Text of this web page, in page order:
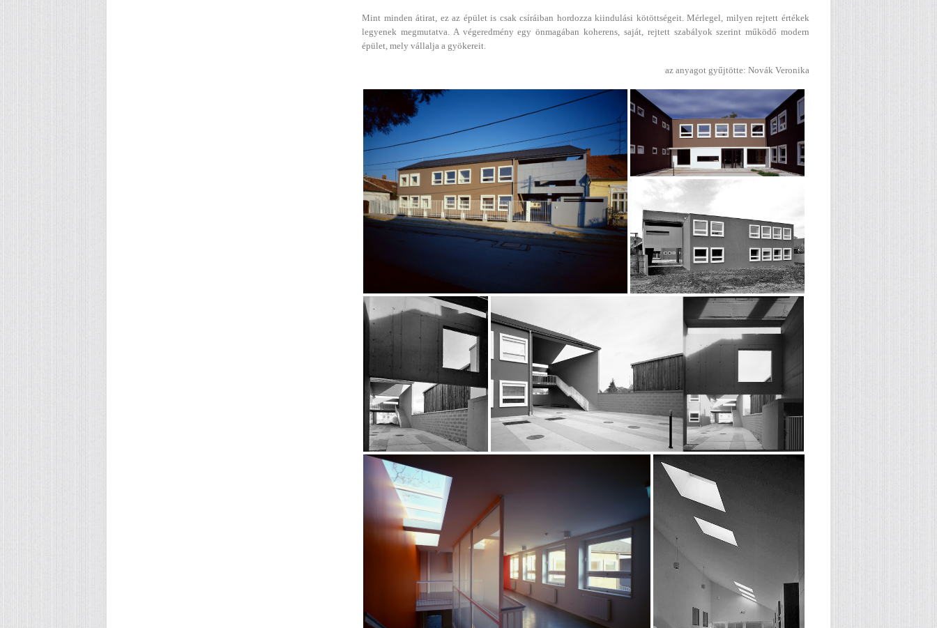
Mint minden átirat, ez az épület is csak csíráiban hordozza kiindulási kötöttségeit. Mérlegel, milyen rejtett értékek
legyenek megmutatva. A végeredmény egy önmagában koherens, saját, rejtett szabályok szerint működő modern
épület, mely vállalja a gyökereit.
az anyagot gyűjtötte: Novák Veronika